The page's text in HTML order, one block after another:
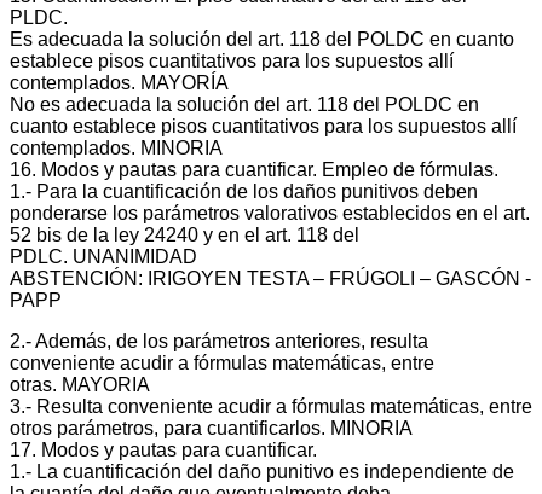
PLDC.
Es adecuada la solución del art. 118 del POLDC en cuanto
establece pisos cuantitativos para los supuestos allí
contemplados. MAYORÍA
No es adecuada la solución del art. 118 del POLDC en
cuanto establece pisos cuantitativos para los supuestos allí
contemplados. MINORIA
16. Modos y pautas para cuantificar. Empleo de fórmulas.
1.‐ Para la cuantificación de los daños punitivos deben
ponderarse los parámetros valorativos establecidos en el art.
52 bis de la ley 24240 y en el art. 118 del
PDLC. UNANIMIDAD
ABSTENCIÓN: IRIGOYEN TESTA – FRÚGOLI – GASCÓN ‐
PAPP
2.‐ Además, de los parámetros anteriores, resulta
conveniente acudir a fórmulas matemáticas, entre
otras. MAYORIA
3.‐ Resulta conveniente acudir a fórmulas matemáticas, entre
otros parámetros, para cuantificarlos. MINORIA
17. Modos y pautas para cuantificar.
1.‐ La cuantificación del daño punitivo es independiente de